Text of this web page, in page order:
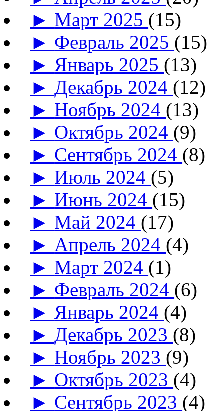
► Март 2025 (15)
► Февраль 2025 (15)
► Январь 2025 (13)
►Декабрь 2024 (12)
► Ноябрь 2024 (13)
► Октябрь 2024 (9)
► Сентябрь 2024 (8)
► Июль 2024 (5)
► Июнь 2024 (15)
► Май 2024 (17)
► Апрель 2024 (4)
► Март 2024 (1)
► Февраль 2024 (6)
► Январь 2024 (4)
►Декабрь 2023 (8)
► Ноябрь 2023 (9)
► Октябрь 2023 (4)
► Сентябрь 2023 (4)